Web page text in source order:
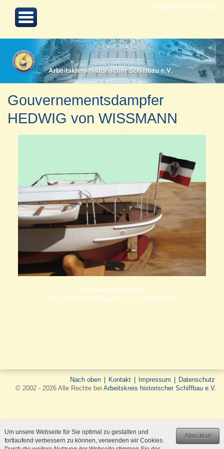
Aktualisiert 07.03.2026
Gouvernementsdampfer
HEDWIG von WISSMANN
G. Frerichs Modell
© Die Bildrechte liegen bei den Bildautoren
Nach oben Kontakt Impressum
Datenschutz
© 2002 - 2026 Alle Rechte bei Arbeitskreis historischer Schiffbau e.V.
Alles klar!
Um unsere Webseite für Sie optimal zu gestalten und
fortlaufend verbessern zu können, verwenden wir Cookies.